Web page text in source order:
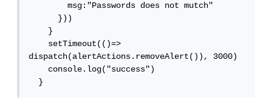
        msg:"Passwords does not mutch"
      }))
    }
    setTimeout(()=>
dispatch(alertActions.removeAlert()), 3000)
    console.log("success")
  }